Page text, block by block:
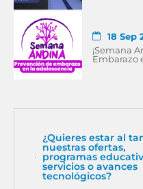
18 Sep
¡Semana
Embarazo
¿Quieres estar al
nuestras ofertas,
programas
servicios o avances
tecnológicos?